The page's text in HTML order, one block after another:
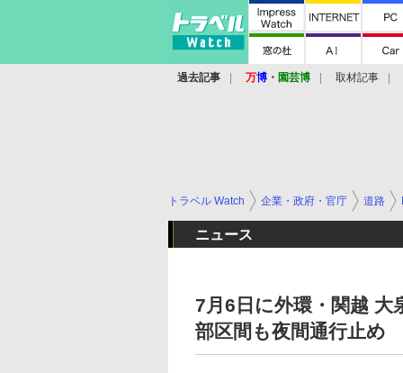
過去記事 万博 ・ 園芸博 取材記事
トラベル Watch 企業・政府・官庁 道路
ニュース
7月6日に外環・関越 大
部区間も夜間通行止め